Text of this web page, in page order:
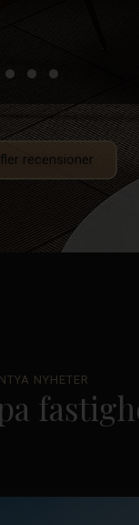
recensioner
NYHETER